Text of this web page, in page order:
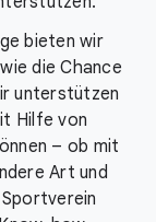
bieten wir
die Chance
unterstützen
Hilfe von
– ob mit
Art und